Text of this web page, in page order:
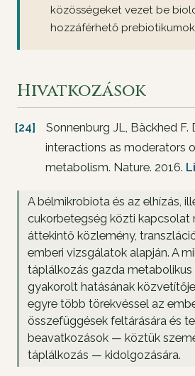
közösségeket vezet be
hozzáférhető
Hivatkozások
[24]
Sonnenburg JL, Bäckhed
interactions as moderators
metabolism. Nature. 2016.
A bélmikrobiota és az elhízás,
cukorbetegség közti kapcsolat
áttekintő közlemény,
emberi vizsgálatok alapján. A
táplálkozás gazda metabolikus
gyakorolt hatásának
egyre több törekvéssel az
összefüggések feltárására és
beavatkozások — köztük
táplálkozás — kidolgozására.